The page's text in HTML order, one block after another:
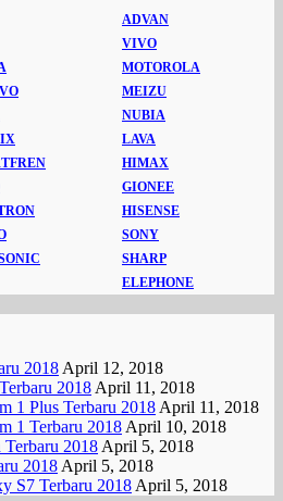
ADVAN
VIVO
MOTOROLA
MEIZU
NUBIA
LAVA
HIMAX
GIONEE
HISENSE
SONY
SHARP
ELEPHONE
2018 April 12, 2018
2018 April 11, 2018
1 Plus Terbaru 2018 April 11, 2018
1 Terbaru 2018 April 10, 2018
2018 April 5, 2018
2018 April 5, 2018
S7 Terbaru 2018 April 5, 2018